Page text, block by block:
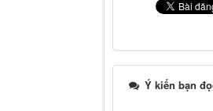
Ý kiến bạn